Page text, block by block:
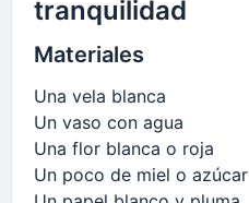
tranquilidad
Materiales
Una vela blanca
Un vaso con agua
Una flor blanca o roja
Un poco de miel o azúcar